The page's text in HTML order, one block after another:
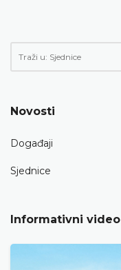
Novosti
Događaji
Sjednice
Informativni video